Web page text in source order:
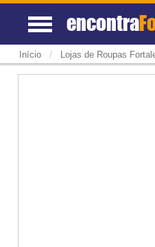
encontra
Início / Lojas de Roupas